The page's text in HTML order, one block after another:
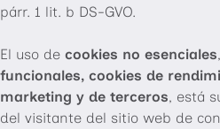
párr. 1 lit. b DS-GVO.
El uso de cookies no esenciales
funcionales, cookies de
marketing y de terceros, está
del visitante del sitio web de